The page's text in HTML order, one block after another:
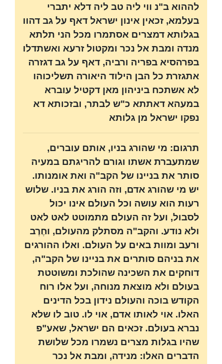
לההוא ב"נ ווי ליה טב ליה דלא יתברי
בעלמא, זכאין אינון ישראל דאף על גב דהוו
בגלותא דמצרים אסתמרו מכל הני תלתא
מנדה ומבת אל נכר ומקטול זרעא ואשתדלו
בפרהסיא בפריה ורביה, דאף על גב דגזרה
אתגזרת כל הבן הילוד היאורה תשליכוהו
לא אשתכח ביניהון מאן דקטיל עוברא
במעהא דאתתא כ"ש לבתר, ובזכותא דא
נפקו ישראל מן גלותא
תרגום: מי שהורג בניו, אותם עוברים,
שמתעברת אשתו וגורם להריגתם במעיה
סותר את בניינו של הקב"ה ואת אומנותו.
יש מי שהורג אדם, וזה הורג את בניו. שלוש
רעות הוא עושה וכל העולם אינו יכול
לסבול, ועל זה העולם מתמוטט לאט לאט
ולא נודע. והקב"ה מסתלק מהעולם, וחֶרֶב
ורעב ומוות באים על העולם. ואלו ההורגים
את בניהם סותרים את בניינו של הקב"ה,
דוחקים את השכינה שהולכת ומשוטטת
בעולם ולא מוצאת מנוחה, ועל אלו רוח
הקודש בוכה והעולם נידון בכל הדינים
האלו. אוי לאותו אדם, אוי לו. טוב לו שלא
נברא בעולם. זכאים הם ישראל, שאע"פ
שהיו בגלות מצרים נשמרו מכל שלושת
הדברים האלו: מנידה, ומבת אל נכר